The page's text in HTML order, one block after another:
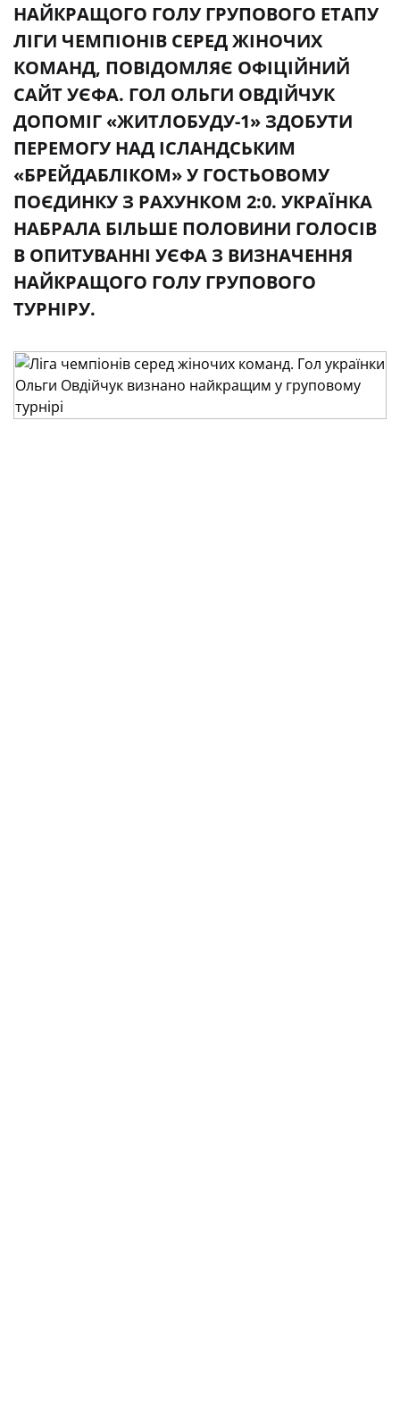
НАЙКРАЩОГО ГОЛУ ГРУПОВОГО ЕТАПУ
ЛІГИ ЧЕМПІОНІВ СЕРЕД ЖІНОЧИХ
КОМАНД, ПОВІДОМЛЯЄ ОФІЦІЙНИЙ
САЙТ УЄФА. ГОЛ ОЛЬГИ ОВДІЙЧУК
ДОПОМІГ «ЖИТЛОБУДУ-1» ЗДОБУТИ
ПЕРЕМОГУ НАД ІСЛАНДСЬКИМ
«БРЕЙДАБЛІКОМ» У ГОСТЬОВОМУ
ПОЄДИНКУ З РАХУНКОМ 2:0. УКРАЇНКА
НАБРАЛА БІЛЬШЕ ПОЛОВИНИ ГОЛОСІВ
В ОПИТУВАННІ УЄФА З ВИЗНАЧЕННЯ
НАЙКРАЩОГО ГОЛУ ГРУПОВОГО
ТУРНІРУ.